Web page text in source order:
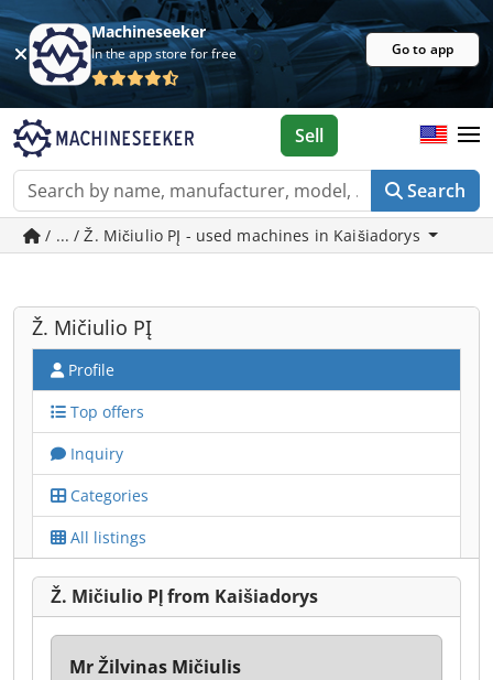
Machineseeker
In the app store for free Go to app
Search
Sell
/ ... / Ž. Mičiulio PĮ - used machines in Kaišiadorys
Ž. Mičiulio PĮ
Profile
Top offers
Inquiry
Categories
All listings
Ž. Mičiulio PĮ from Kaišiadorys
Mr Žilvinas Mičiulis